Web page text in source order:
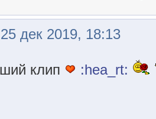
дек 2019, 18:13
клип :hea_rt: